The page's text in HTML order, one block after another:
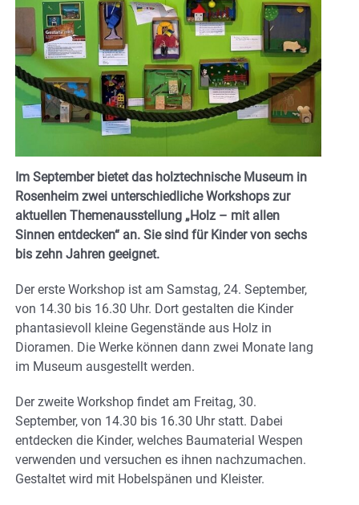
Im September bietet das holztechnische Museum in
Rosenheim zwei unterschiedliche Workshops zur
aktuellen Themenausstellung „Holz – mit allen
Sinnen entdecken“ an. Sie sind für Kinder von sechs
bis zehn Jahren geeignet.
Der erste Workshop ist am Samstag, 24. September,
von 14.30 bis 16.30 Uhr. Dort gestalten die Kinder
phantasievoll kleine Gegenstände aus Holz in
Dioramen. Die Werke können dann zwei Monate lang
im Museum ausgestellt werden.
Der zweite Workshop findet am Freitag, 30.
September, von 14.30 bis 16.30 Uhr statt. Dabei
entdecken die Kinder, welches Baumaterial Wespen
verwenden und versuchen es ihnen nachzumachen.
Gestaltet wird mit Hobelspänen und Kleister.